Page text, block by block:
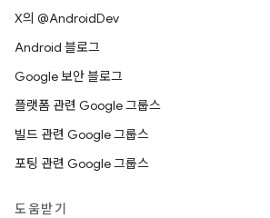
X의 @AndroidDev
Android 블로그
Google 보안 블로그
플랫폼 관련 Google 그룹스
빌드 관련 Google 그룹스
포팅 관련 Google 그룹스
도움받기